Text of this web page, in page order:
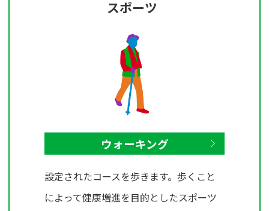
スポーツ
ウォーキング
設定されたコースを歩きます。歩くこと
によって健康増進を目的としたスポーツ